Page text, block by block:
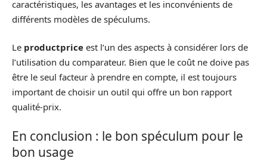
caractéristiques, les avantages et les inconvénients de
différents modèles de spéculums.
Le productprice est l’un des aspects à considérer lors de
l’utilisation du comparateur. Bien que le coût ne doive pas
être le seul facteur à prendre en compte, il est toujours
important de choisir un outil qui offre un bon rapport
qualité-prix.
En conclusion : le bon spéculum pour le
bon usage